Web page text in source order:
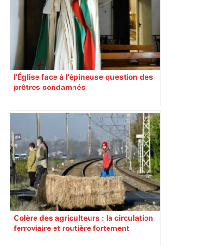
fermé en fin de soirée, voici les
déviations – Actu.fr
l’Église face à l’épineuse question des
prêtres condamnés
Colère des agriculteurs : la circulation
ferroviaire et routière fortement